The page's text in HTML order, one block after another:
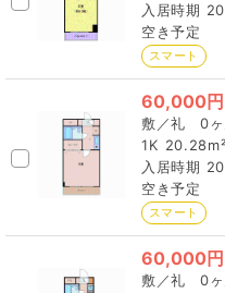
空き予定
スマート
60,000円
0
1K 20.28m²
空き予定
スマート
60,000円
0